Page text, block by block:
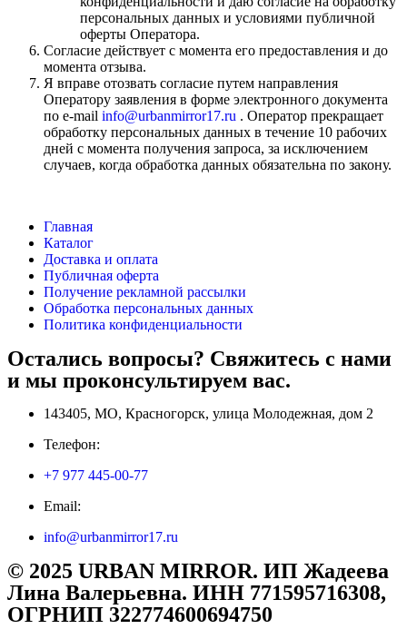
персональных данных и условиями публичной
оферты Оператора.
Согласие действует с момента его предоставления и до
момента отзыва.
Я вправе отозвать согласие путем направления
Оператору заявления в форме электронного документа
по e-mail info@urbanmirror17.ru . Оператор прекращает
обработку персональных данных в течение 10 рабочих
дней с момента получения запроса, за исключением
случаев, когда обработка данных обязательна по закону.
Главная
Каталог
Доставка и оплата
Публичная оферта
Получение рекламной рассылки
Обработка персональных данных
Политика конфиденциальности
Остались вопросы? Свяжитесь с нами
и мы проконсультируем вас.
143405, МО, Красногорск, улица Молодежная, дом 2
Телефон:
+7 977 445-00-77
Email:
info@urbanmirror17.ru
© 2025 URBAN MIRROR. ИП Жадеева
Лина Валерьевна. ИНН 771595716308,
ОГРНИП 322774600694750